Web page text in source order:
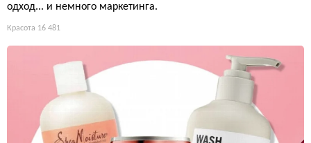
одход... и немного маркетинга.
Красота 16 481